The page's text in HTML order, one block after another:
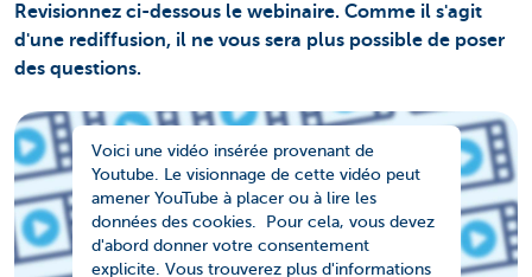
Revisionnez ci-dessous le webinaire. Comme il s'agit
d'une rediffusion, il ne vous sera plus possible de poser
des questions.
Voici une vidéo insérée provenant de
Youtube. Le visionnage de cette vidéo peut
amener YouTube à placer ou à lire les
données des cookies. Pour cela, vous devez
d'abord donner votre consentement
explicite. Vous trouverez plus d'informations